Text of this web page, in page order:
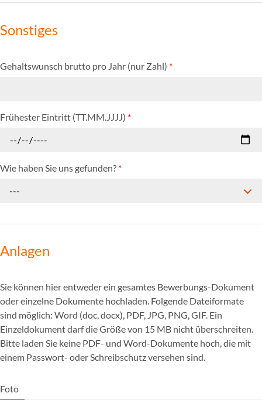
Sonstiges
Gehaltswunsch brutto pro Jahr (nur Zahl) *
Frühester Eintritt (TT.MM.JJJJ) *
Wie haben Sie uns gefunden? *
---
Anlagen
Sie können hier entweder ein gesamtes Bewerbungs-Dokument
oder einzelne Dokumente hochladen. Folgende Dateiformate
sind möglich: Word (doc, docx), PDF, JPG, PNG, GIF. Ein
Einzeldokument darf die Größe von 15 MB nicht überschreiten.
Bitte laden Sie keine PDF- und Word-Dokumente hoch, die mit
einem Passwort- oder Schreibschutz versehen sind.
Foto